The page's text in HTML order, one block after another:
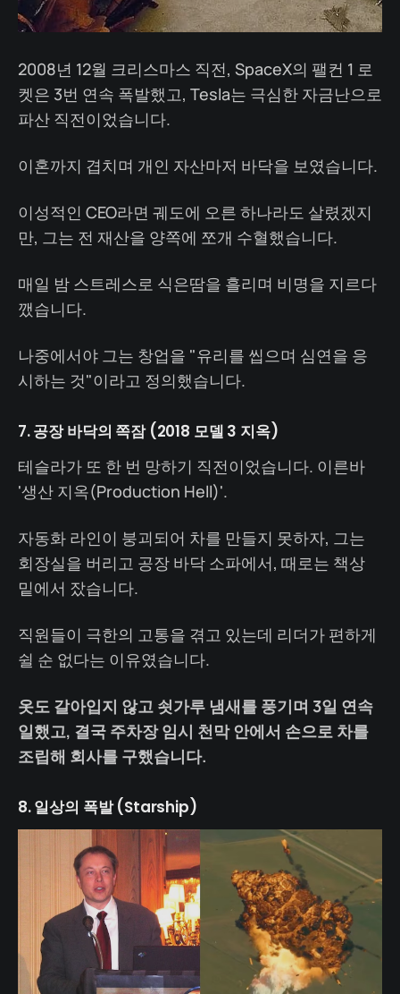
2008년 12월 크리스마스 직전, SpaceX의 팰컨 1 로
켓은 3번 연속 폭발했고, Tesla는 극심한 자금난으로
파산 직전이었습니다.
이혼까지 겹치며 개인 자산마저 바닥을 보였습니다.
이성적인 CEO라면 궤도에 오른 하나라도 살렸겠지
만, 그는 전 재산을 양쪽에 쪼개 수혈했습니다.
매일 밤 스트레스로 식은땀을 흘리며 비명을 지르다
깼습니다.
나중에서야 그는 창업을 "유리를 씹으며 심연을 응
시하는 것"이라고 정의했습니다.
7. 공장 바닥의 쪽잠 (2018 모델 3 지옥)
테슬라가 또 한 번 망하기 직전이었습니다. 이른바
'생산 지옥(Production Hell)'.
자동화 라인이 붕괴되어 차를 만들지 못하자, 그는
회장실을 버리고 공장 바닥 소파에서, 때로는 책상
밑에서 잤습니다.
직원들이 극한의 고통을 겪고 있는데 리더가 편하게
쉴 순 없다는 이유였습니다.
옷도 갈아입지 않고 쇳가루 냄새를 풍기며 3일 연속
일했고, 결국 주차장 임시 천막 안에서 손으로 차를
조립해 회사를 구했습니다.
8. 일상의 폭발 (Starship)